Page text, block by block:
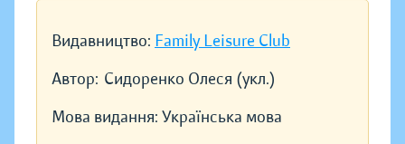
Видавництво: Family Leisure Club
Автор: Сидоренко Олеся (укл.)
Мова видання: Українська мова